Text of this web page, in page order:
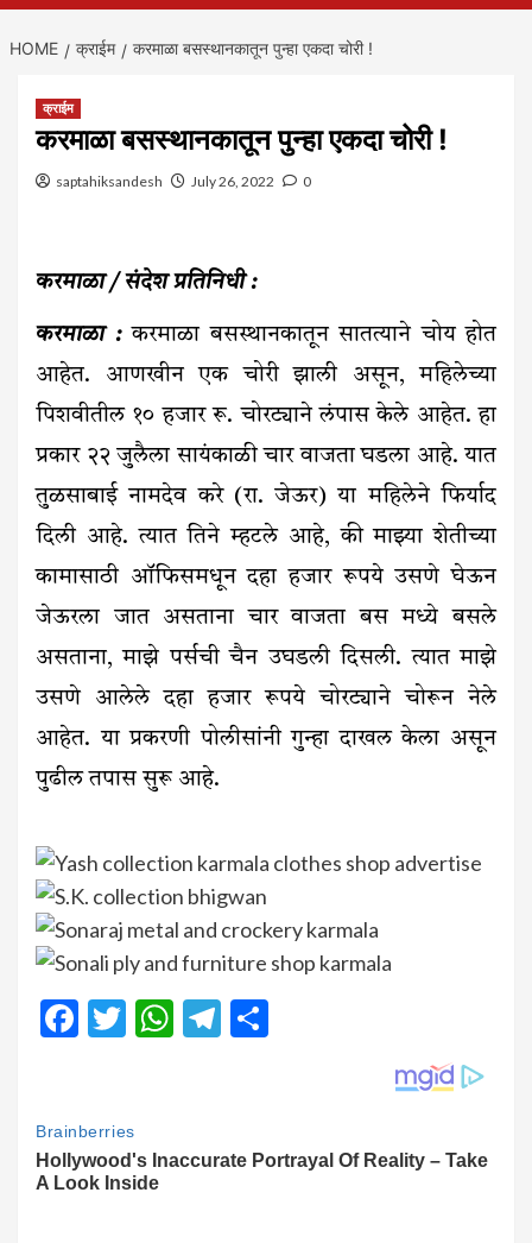
HOME क्राईम करमाळा बसस्थानकातून पुन्हा एकदा चोरी !
क्राईम
करमाळा बसस्थानकातून पुन्हा एकदा चोरी !
saptahiksandesh July 26, 2022 0
करमाळा / संदेश प्रतिनिधी :
करमाळा : करमाळा बसस्थानकातून सातत्याने चोय होत
आहेत. आणखीन एक चोरी झाली असून, महिलेच्या
पिशवीतील १० हजार रू. चोरट्याने लंपास केले आहेत. हा
प्रकार २२ जुलैला सायंकाळी चार वाजता घडला आहे. यात
तुळसाबाई नामदेव करे (रा. जेऊर) या महिलेने फिर्याद
दिली आहे. त्यात तिने म्हटले आहे, की माझ्या शेतीच्या
कामासाठी ऑफिसमधून दहा हजार रूपये उसणे घेऊन
जेऊरला जात असताना चार वाजता बस मध्ये बसले
असताना, माझे पर्सची चैन उघडली दिसली. त्यात माझे
उसणे आलेले दहा हजार रूपये चोरट्याने चोरून नेले
आहेत. या प्रकरणी पोलीसांनी गुन्हा दाखल केला असून
पुढील तपास सुरू आहे.
Facebook
Twitter
WhatsApp
Telegram